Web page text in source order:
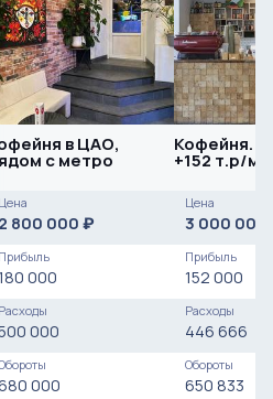
в ЦАО,
с метро
Цена
2 800 000 ₽
Прибыль
000
Расходы
000
000
Кофейня.
+152 т.р/
Цена
3 000 000
Прибыль
152 000
Расходы
446 666
Обороты
650 833